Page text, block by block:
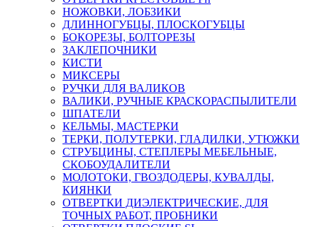
НОЖОВКИ, ЛОБЗИКИ
ДЛИННОГУБЦЫ, ПЛОСКОГУБЦЫ
БОКОРЕЗЫ, БОЛТОРЕЗЫ
ЗАКЛЕПОЧНИКИ
КИСТИ
МИКСЕРЫ
РУЧКИ ДЛЯ ВАЛИКОВ
ВАЛИКИ, РУЧНЫЕ КРАСКОРАСПЫЛИТЕЛИ
ШПАТЕЛИ
КЕЛЬМЫ, МАСТЕРКИ
ТЕРКИ, ПОЛУТЕРКИ, ГЛАДИЛКИ, УТЮЖКИ
СТРУБЦИНЫ, СТЕПЛЕРЫ МЕБЕЛЬНЫЕ,
СКОБОУДАЛИТЕЛИ
МОЛОТОКИ, ГВОЗДОДЕРЫ, КУВАЛДЫ,
КИЯНКИ
ОТВЕРТКИ ДИЭЛЕКТРИЧЕСКИЕ, ДЛЯ
ТОЧНЫХ РАБОТ, ПРОБНИКИ